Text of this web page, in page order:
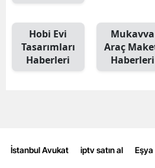
Hobi Evi
Tasarımları
Haberleri
Mukavva
Araç
Haberleri
İstanbul Avukat iptv satın al